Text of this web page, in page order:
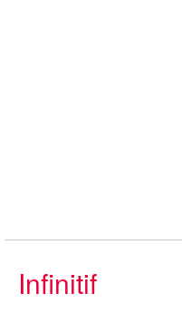
Infinitif